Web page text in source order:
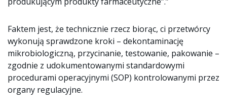
Faktem jest, że technicznie rzecz biorąc, ci przetwórcy
wykonują sprawdzone kroki – dekontaminację
mikrobiologiczną, przycinanie, testowanie, pakowanie –
zgodnie z udokumentowanymi standardowymi
procedurami operacyjnymi (SOP) kontrolowanymi przez
organy regulacyjne.